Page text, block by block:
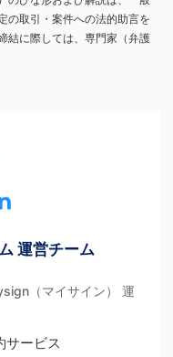
の取引・案件への法的助言を
結に際しては、専門家（弁護
運営チーム
（マイサイン） 運
サービス